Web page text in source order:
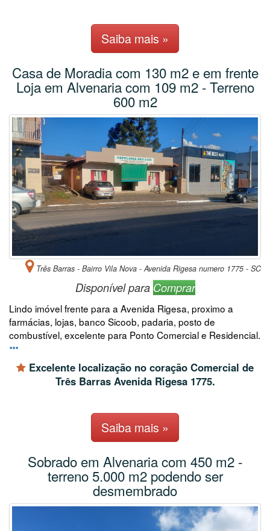
Saiba mais »
Casa de Moradia com 130 m2 e em frente
Loja em Alvenaria com 109 m2 - Terreno
600 m2
Três Barras - Bairro Vila Nova - Avenida Rigesa numero 1775 - SC
Disponível para Comprar
Lindo imóvel frente para a Avenida Rigesa, proximo a
farmácias, lojas, banco Sicoob, padaria, posto de
combustível, excelente para Ponto Comercial e Residencial.
Excelente localização no coração Comercial de
Três Barras Avenida Rigesa 1775.
Saiba mais »
Sobrado em Alvenaria com 450 m2 -
terreno 5.000 m2 podendo ser
desmembrado